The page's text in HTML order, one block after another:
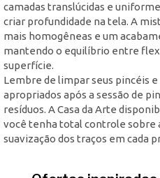
camadas translúcidas e
criar profundidade na tela. A
mais homogêneas e um
mantendo o equilíbrio entre
superfície.
Lembre de limpar seus pincéis
apropriados após a sessão de
resíduos. A Casa da Arte
você tenha total controle sobre
suavização dos traços em cada